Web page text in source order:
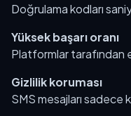
Doğrulama kodları
Yüksek başarı oranı
Platformlar tarafından
Gizlilik koruması
SMS mesajları sadece